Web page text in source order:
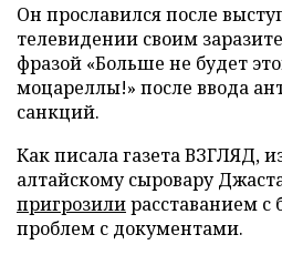
Он прославился после
телевидении своим
фразой «Больше не будет
моцареллы!» после ввода
санкций.
Как писала газета ВЗГЛЯД,
алтайскому сыровару
пригрозилирасставанием с
проблем с документами.